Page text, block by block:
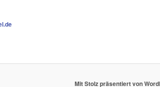
Mit Stolz präsentiert von